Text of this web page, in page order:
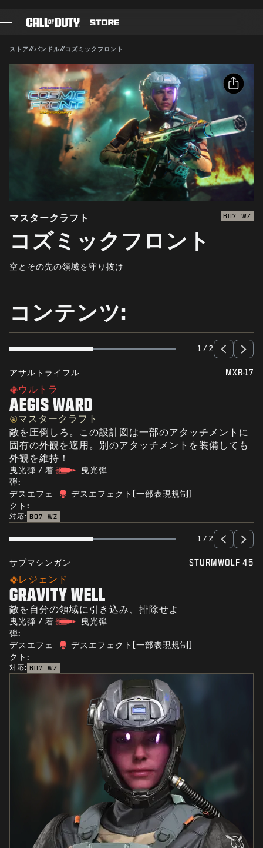
バトルパス
ブラックセル
CODポイント
ゲーム
ニュース
ストア//バンドル//コズミックフロント
対応:
購入を確定
キャンセル
Activisionは、このゲーム内コンテンツをいつでも更新、
変更、削除できるものとします
シェア
メールアドレス
Facebook
X
リンクをコピー
マスタークラフト BO7 WZ
コズミックフロント
空とその先の領域を守り抜け
コンテンツ:
1 / 2
アサルトライフル MXR-17
ウルトラ
AEGIS WARD
マスタークラフト
敵を圧倒しろ。この設計図は一部のアタッチメントに
固有の外観を適用。別のアタッチメントを装備しても
外観を維持！
曳光弾 / 着
弾:
曳光弾
デスエフェ
クト:
デスエフェクト(一部表現規制)
対応: BO7 WZ
1 / 2
サブマシンガン STURMWOLF 45
レジェンド
GRAVITY WELL
敵を自分の領域に引き込み、排除せよ
曳光弾 / 着
弾:
曳光弾
デスエフェ
クト:
デスエフェクト(一部表現規制)
対応: BO7 WZ